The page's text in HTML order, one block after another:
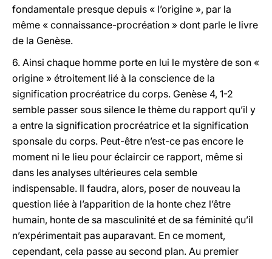
fondamentale presque depuis « l’origine », par la
même « connaissance-procréation » dont parle le livre
de la Genèse.
6. Ainsi chaque homme porte en lui le mystère de son «
origine » étroitement lié à la conscience de la
signification procréatrice du corps. Genèse 4, 1-2
semble passer sous silence le thème du rapport qu’il y
a entre la signification procréatrice et la signification
sponsale du corps. Peut-être n’est-ce pas encore le
moment ni le lieu pour éclaircir ce rapport, même si
dans les analyses ultérieures cela semble
indispensable. Il faudra, alors, poser de nouveau la
question liée à l’apparition de la honte chez l’être
humain, honte de sa masculinité et de sa féminité qu’il
n’expérimentait pas auparavant. En ce moment,
cependant, cela passe au second plan. Au premier